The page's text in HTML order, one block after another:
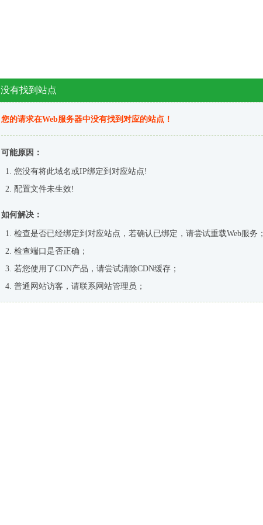
没有找到站点
您的请求在Web服务器中没有找到对应的站点！
可能原因：
您没有将此域名或IP绑定到对应站点!
配置文件未生效!
如何解决：
检查是否已经绑定到对应站点，若确认已绑定，请尝试重载Web服务；
检查端口是否正确；
若您使用了CDN产品，请尝试清除CDN缓存；
普通网站访客，请联系网站管理员；